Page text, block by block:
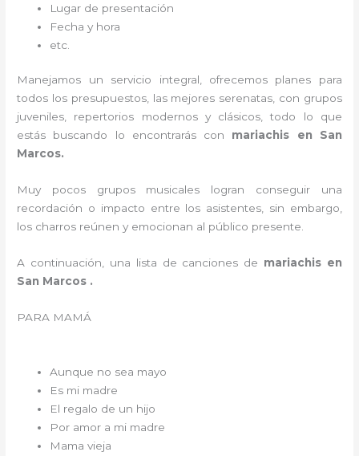
Lugar de presentación
Fecha y hora
etc.
Manejamos un servicio integral, ofrecemos planes para
todos los presupuestos, las mejores serenatas, con grupos
juveniles, repertorios modernos y clásicos, todo lo que
estás buscando lo encontrarás con mariachis en San
Marcos.
Muy pocos grupos musicales logran conseguir una
recordación o impacto entre los asistentes, sin embargo,
los charros reúnen y emocionan al público presente.
A continuación, una lista de canciones de mariachis en
San Marcos .
PARA MAMÁ
Aunque no sea mayo
Es mi madre
El regalo de un hijo
Por amor a mi madre
Mama vieja